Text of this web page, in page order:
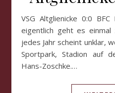
VSG Altglienicke 0:0 BFC Dynamo Wie jedes Jahr
eigentlich geht es einmal
jedes Jahr scheint unklar,
Sportpark, Stadion auf
Hans-Zoschke.…